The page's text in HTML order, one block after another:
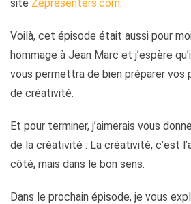
site Zepresenters.com.
Voilà, cet épisode était aussi pour
hommage à Jean Marc et j’espère
vous permettra de bien préparer vos
de créativité.
Et pour terminer, j’aimerais vous
de la créativité : La créativité, c’est
côté, mais dans le bon sens.
Dans le prochain épisode, je vous